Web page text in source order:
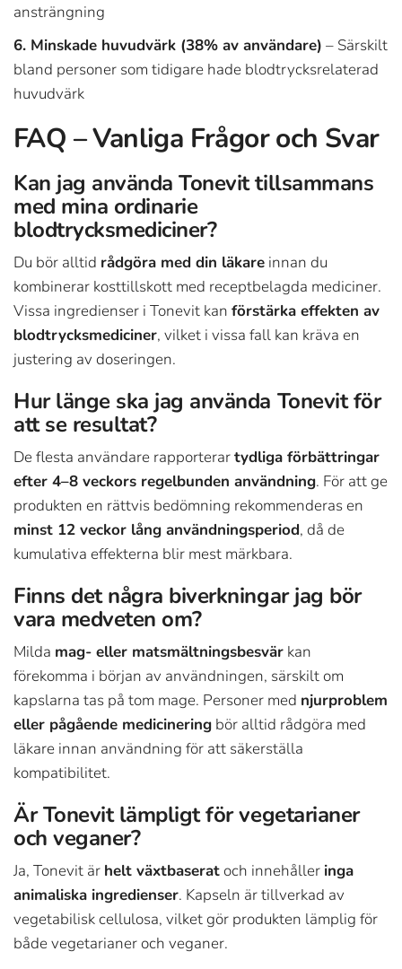
ansträngning
6. Minskade huvudvärk (38% av användare) – Särskilt
bland personer som tidigare hade blodtrycksrelaterad
huvudvärk
FAQ – Vanliga Frågor och Svar
Kan jag använda Tonevit tillsammans
med mina ordinarie
blodtrycksmediciner?
Du bör alltid rådgöra med din läkare innan du
kombinerar kosttillskott med receptbelagda mediciner.
Vissa ingredienser i Tonevit kan förstärka effekten av
blodtrycksmediciner, vilket i vissa fall kan kräva en
justering av doseringen.
Hur länge ska jag använda Tonevit för
att se resultat?
De flesta användare rapporterartydliga förbättringar
efter 4–8 veckors regelbunden användning. För att ge
produkten en rättvis bedömning rekommenderas en
minst 12 veckor lång användningsperiod, då de
kumulativa effekterna blir mest märkbara.
Finns det några biverkningar jag bör
vara medveten om?
Milda mag- eller matsmältningsbesvär kan
förekomma i början av användningen, särskilt om
kapslarna tas på tom mage. Personer med njurproblem
eller pågående medicinering bör alltid rådgöra med
läkare innan användning för att säkerställa
kompatibilitet.
Är Tonevit lämpligt för vegetarianer
och veganer?
Ja, Tonevit är helt växtbaseratoch innehåller inga
animaliska ingredienser. Kapseln är tillverkad av
vegetabilisk cellulosa, vilket gör produkten lämplig för
både vegetarianer och veganer.